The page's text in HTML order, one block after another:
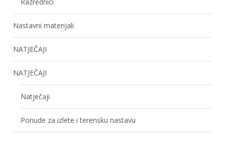
Nastavni materijali
NATJEČAJI
NATJEČAJI
Natječaji
Ponude za izlete i terensku nastavu